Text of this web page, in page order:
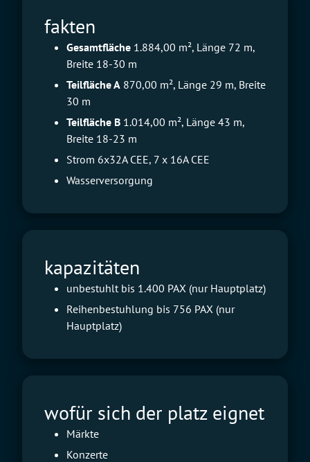
fakten
Gesamtfläche 1.884,00 m², Länge 72 m,
Breite 18-30 m
Teilfläche A 870,00 m², Länge 29 m, Breite
30 m
Teilfläche B 1.014,00 m², Länge 43 m,
Breite 18-23 m
Strom 6x32A CEE, 7 x 16A CEE
Wasserversorgung
kapazitäten
unbestuhlt bis 1.400 PAX (nur Hauptplatz)
Reihenbestuhlung bis 756 PAX (nur
Hauptplatz)
wofür sich der platz eignet
Märkte
Konzerte